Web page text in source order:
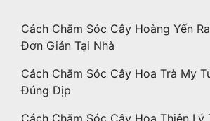
Cách Chăm Sóc Cây Hoàng Yến
Đơn Giản Tại Nhà
Cách Chăm Sóc Cây Hoa Trà My
Đúng Dịp